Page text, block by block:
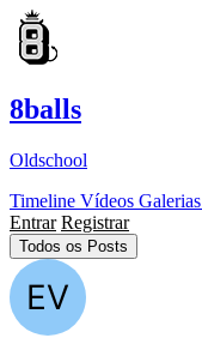
8balls
Oldschool
Timeline Vídeos Galerias
Entrar Registrar
Todos os Posts